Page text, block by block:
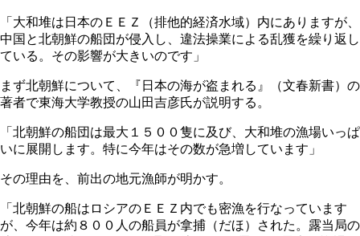
「大和堆は日本のＥＥＺ（排他的経済水域）内にありますが、
中国と北朝鮮の船団が侵入し、違法操業による乱獲を繰り返し
ている。その影響が大きいのです」
まず北朝鮮について、『日本の海が盗まれる』（文春新書）の
著者で東海大学教授の山田吉彦氏が説明する。
「北朝鮮の船団は最大１５００隻に及び、大和堆の漁場いっぱ
いに展開します。特に今年はその数が急増しています」
その理由を、前出の地元漁師が明かす。
「北朝鮮の船はロシアのＥＥＺ内でも密漁を行なっています
が、今年は約８００人の船員が拿捕（だほ）された。露当局の